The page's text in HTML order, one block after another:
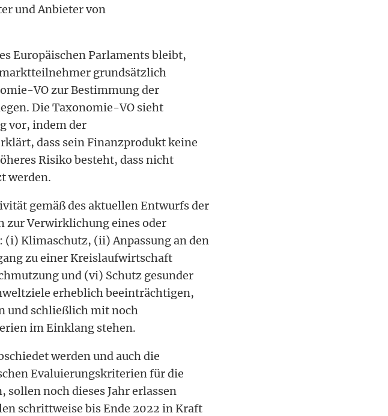
und Anbieter von
Europäischen Parlaments bleibt,
grundsätzlich
VO zur Bestimmung der
Die Taxonomie-VO sieht
vor, indem der
dass sein Finanzprodukt keine
Risiko besteht, dass nicht
werden.
gemäß des aktuellen Entwurfs der
zur Verwirklichung eines oder
Klimaschutz, (ii) Anpassung an den
zu einer Kreislaufwirtschaft
und (vi) Schutz gesunder
erheblich beeinträchtigen,
und schließlich mit noch
im Einklang stehen.
werden und auch die
Evaluierungskriterien für die
noch dieses Jahr erlassen
schrittweise bis Ende 2022 in Kraft